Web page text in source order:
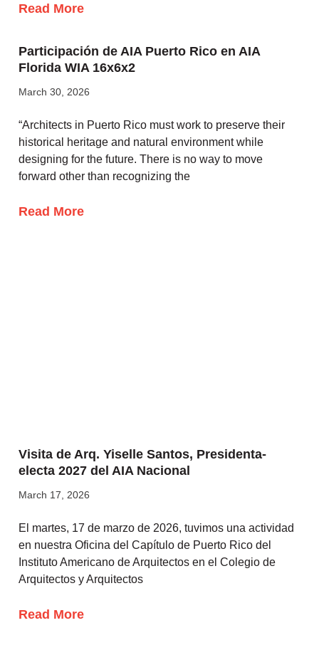
Read More
Participación de AIA Puerto Rico en AIA
Florida WIA 16x6x2
March 30, 2026
“Architects in Puerto Rico must work to preserve their
historical heritage and natural environment while
designing for the future. There is no way to move
forward other than recognizing the
Read More
Visita de Arq. Yiselle Santos, Presidenta-
electa 2027 del AIA Nacional
March 17, 2026
El martes, 17 de marzo de 2026, tuvimos una actividad
en nuestra Oficina del Capítulo de Puerto Rico del
Instituto Americano de Arquitectos en el Colegio de
Arquitectos y Arquitectos
Read More